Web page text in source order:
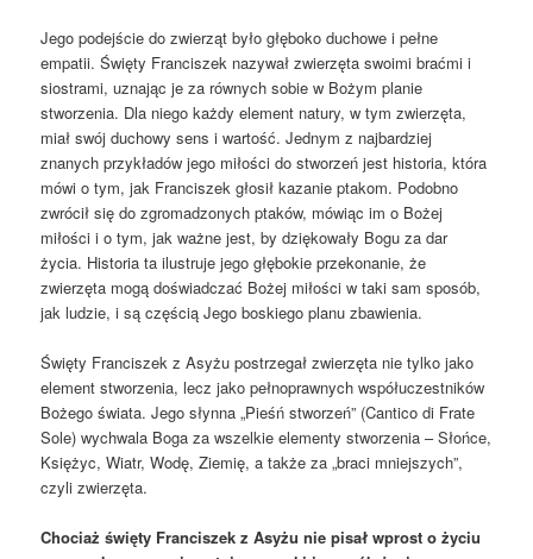
Jego podejście do zwierząt było głęboko duchowe i pełne
empatii. Święty Franciszek nazywał zwierzęta swoimi braćmi i
siostrami, uznając je za równych sobie w Bożym planie
stworzenia. Dla niego każdy element natury, w tym zwierzęta,
miał swój duchowy sens i wartość. Jednym z najbardziej
znanych przykładów jego miłości do stworzeń jest historia, która
mówi o tym, jak Franciszek głosił kazanie ptakom. Podobno
zwrócił się do zgromadzonych ptaków, mówiąc im o Bożej
miłości i o tym, jak ważne jest, by dziękowały Bogu za dar
życia. Historia ta ilustruje jego głębokie przekonanie, że
zwierzęta mogą doświadczać Bożej miłości w taki sam sposób,
jak ludzie, i są częścią Jego boskiego planu zbawienia.
Święty Franciszek z Asyżu postrzegał zwierzęta nie tylko jako
element stworzenia, lecz jako pełnoprawnych współuczestników
Bożego świata. Jego słynna „Pieśń stworzeń” (Cantico di Frate
Sole) wychwala Boga za wszelkie elementy stworzenia – Słońce,
Księżyc, Wiatr, Wodę, Ziemię, a także za „braci mniejszych”,
czyli zwierzęta.
Chociaż święty Franciszek z Asyżu nie pisał wprost o życiu